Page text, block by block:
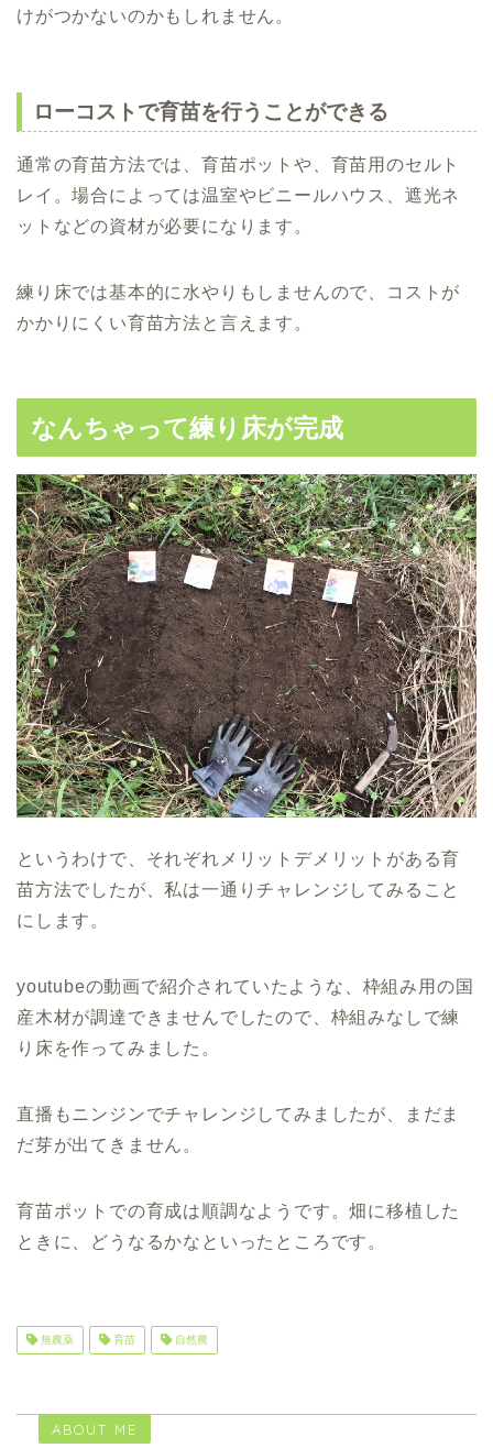
けがつかないのかもしれません。
ローコストで育苗を行うことができる
通常の育苗方法では、育苗ポットや、育苗用のセルト
レイ。場合によっては温室やビニールハウス、遮光ネ
ットなどの資材が必要になります。
練り床では基本的に水やりもしませんので、コストが
かかりにくい育苗方法と言えます。
なんちゃって練り床が完成
というわけで、それぞれメリットデメリットがある育
苗方法でしたが、私は一通りチャレンジしてみること
にします。
youtubeの動画で紹介されていたような、枠組み用の国
産木材が調達できませんでしたので、枠組みなしで練
り床を作ってみました。
直播もニンジンでチャレンジしてみましたが、まだま
だ芽が出てきません。
育苗ポットでの育成は順調なようです。畑に移植した
ときに、どうなるかなといったところです。
無農薬 育苗 自然農
ABOUT ME